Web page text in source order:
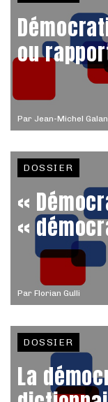
Par Jean-Michel
ou
Par Florian Gulli
DOSSIER
«
«
DOSSIER
La